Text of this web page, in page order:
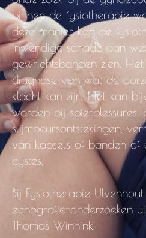
binnen de fysiotherapie
deze manier kan de
inwendige schade aan
gewrichtsbanden zien.
diagnose van wat de
klacht kan zijn. Het kan
worden bij spierblessures,
slijmbeursontstekingen,
van kapsels of banden of
cystes.
Bij Fysiotherapie
echografie-onderzoeken
Thomas Winnink.